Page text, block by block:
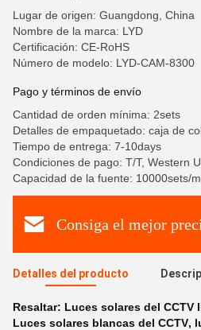
Lugar de origen: Guangdong, China
Nombre de la marca: LYD
Certificación: CE-RoHS
Número de modelo: LYD-CAM-8300
Pago y términos de envío
Cantidad de orden mínima: 2sets
Detalles de empaquetado: caja de
Tiempo de entrega: 7-10days
Condiciones de pago: T/T, Western
Capacidad de la fuente: 10000sets/
Consiga el mejor
Detalles del producto
Resaltar: Luces solares del CCTV
Luces solares blancas del CCTV,